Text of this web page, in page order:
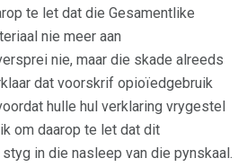
te let dat die Gesamentlike
nie meer aan
nie, maar die skade alreeds
dat voorskrif opioïedgebruik
hulle hul verklaring vrygestel
om daarop te let dat dit
in die nasleep van die pynskaal.